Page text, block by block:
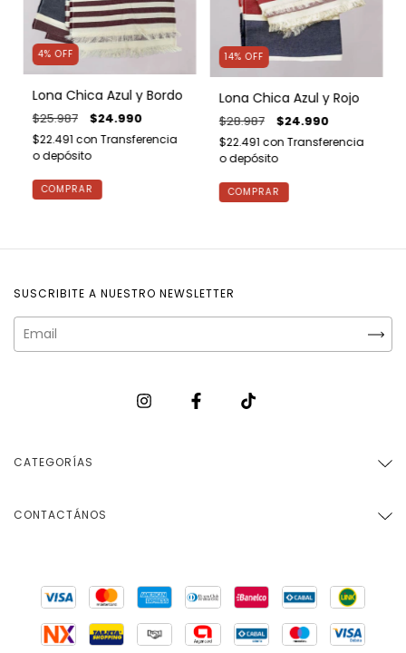
4%OFF
Lona Chica Azul y Bordo
$25.987 $24.990
$22.491 con Transferencia
o depósito
COMPRAR
14%OFF
Lona Chica Azul y Rojo
$28.987 $24.990
$22.491 con Transferencia
o depósito
COMPRAR
SUSCRIBITE A NUESTRO NEWSLETTER
CATEGORÍAS
CONTACTÁNOS